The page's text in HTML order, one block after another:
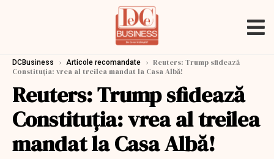
DCBusiness › Articole recomandate › Reuters: Trump sfidează
Constituția: vrea al treilea mandat la Casa Albă!
Reuters: Trump sfidează
Constituția: vrea al treilea
mandat la Casa Albă!